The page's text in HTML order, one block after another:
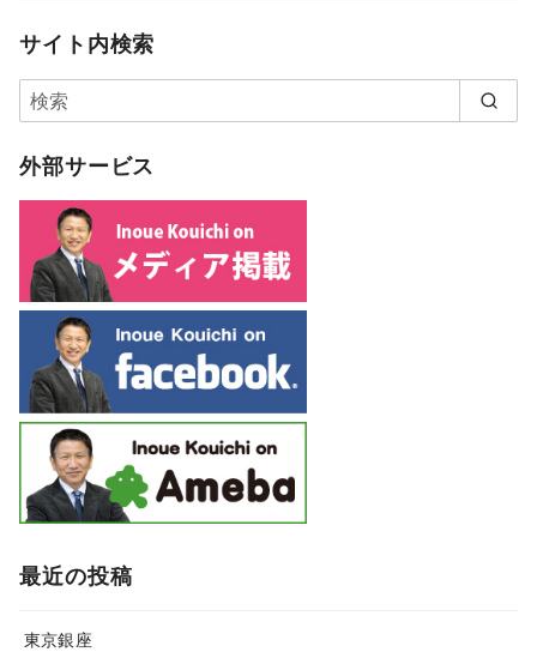
サイト内検索
外部サービス
最近の投稿
東京銀座